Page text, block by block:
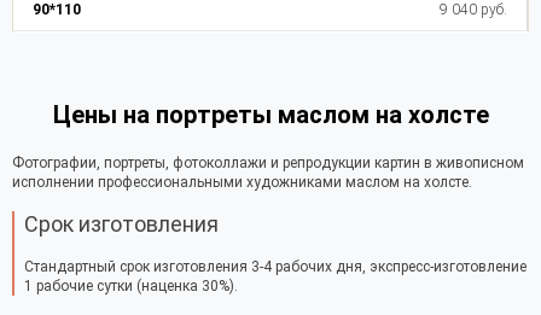
9 040 руб.
Цены на портреты маслом на холсте
Фотографии, портреты, фотоколлажи и репродукции картин в живописном
исполнении профессиональными художниками маслом на холсте.
Срок изготовления
Стандартный срок изготовления 3-4 рабочих дня, экспресс-изготовление
1 рабочие сутки (наценка 30%).